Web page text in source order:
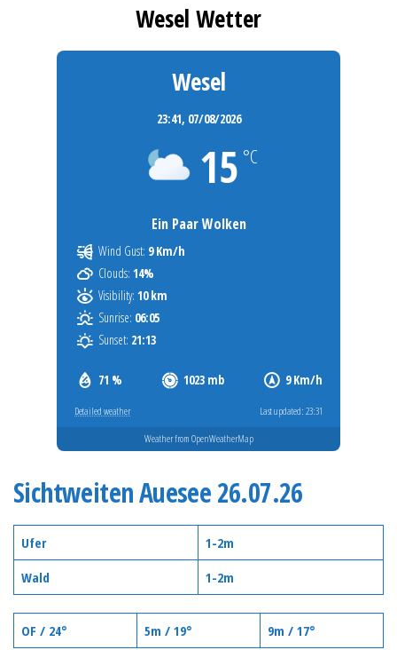
Wesel Wetter
Wesel
23:41, 07/08/2026
15 °C
Ein Paar Wolken
71 % 1023 mb 9 Km/h
Wind Gust: 9 Km/h
Clouds: 14%
Visibility: 10 km
Sunrise: 06:05
Sunset: 21:13
Detailed weather Last updated: 23:31
Weather from OpenWeatherMap
Sichtweiten Auesee 26.07.26
Ufer
1-2m
Wald
1-2m
OF / 24° 5m / 19° 9m / 17°